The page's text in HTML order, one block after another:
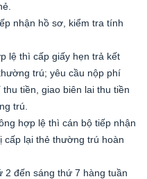
nhận hồ sơ, kiểm tra tính
lệ thì cấp giấy hẹn trả kết
trú; yêu cầu nộp phí
tiền, giao biên lai thu tiền
trú.
hợp lệ thì cán bộ tiếp nhận
lại thẻ thường trú hoàn
đến sáng thứ 7 hàng tuần